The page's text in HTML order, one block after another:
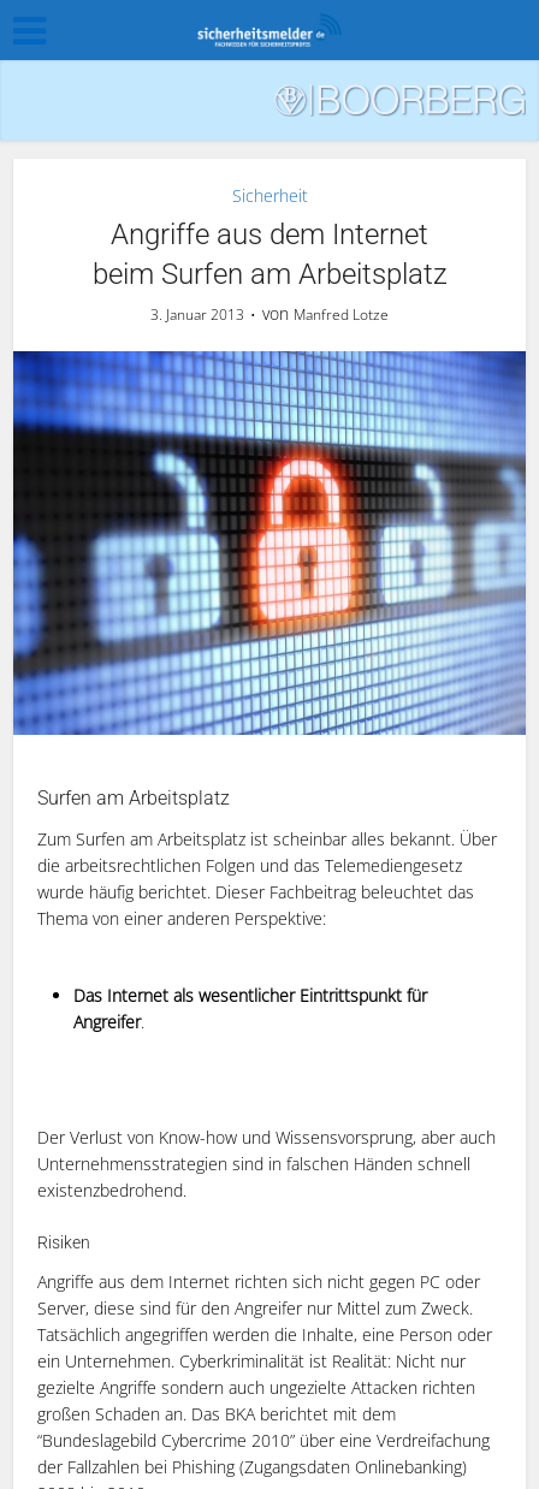
Sicherheit
Angriffe aus dem Internet
beim Surfen am Arbeitsplatz
3. Januar 2013 von Manfred Lotze
Surfen am Arbeitsplatz
Zum Surfen am Arbeitsplatz ist scheinbar alles bekannt. Über
die arbeitsrechtlichen Folgen und das Telemediengesetz
wurde häufig berichtet. Dieser Fachbeitrag beleuchtet das
Thema von einer anderen Perspektive:
Das Internet als wesentlicher Eintrittspunkt für
Angreifer.
Der Verlust von Know-how und Wissensvorsprung, aber auch
Unternehmensstrategien sind in falschen Händen schnell
existenzbedrohend.
Risiken
Angriffe aus dem Internet richten sich nicht gegen PC oder
Server, diese sind für den Angreifer nur Mittel zum Zweck.
Tatsächlich angegriffen werden die Inhalte, eine Person oder
ein Unternehmen. Cyberkriminalität ist Realität: Nicht nur
gezielte Angriffe sondern auch ungezielte Attacken richten
großen Schaden an. Das BKA berichtet mit dem
“Bundeslagebild Cybercrime 2010” über eine Verdreifachung
der Fallzahlen bei Phishing (Zugangsdaten Onlinebanking)